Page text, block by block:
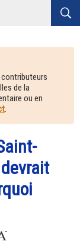
de la
ou en
.